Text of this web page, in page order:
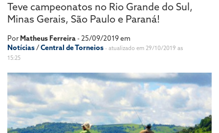
Teve campeonatos no Rio Grande do Sul,
Minas Gerais, São Paulo e Paraná!
Por Matheus Ferreira- 25/09/2019 em
Notícias/Central de Torneios - atualizado em 29/10/2019 as
15:25